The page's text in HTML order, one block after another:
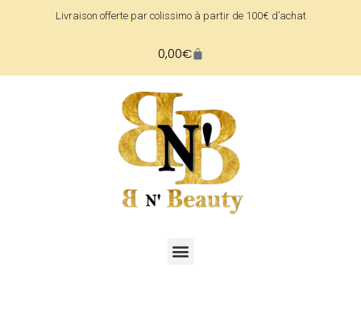
Livraison offerte par colissimo à partir de 100€ d’achat
0,00€